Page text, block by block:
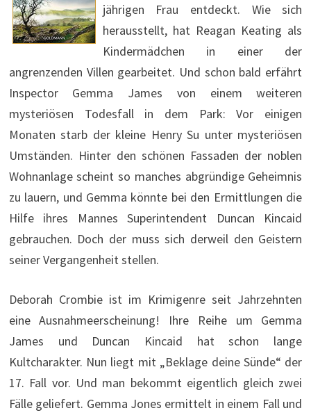
jährigen Frau entdeckt. Wie sich
herausstellt, hat Reagan Keating als
Kindermädchen in einer der
angrenzenden Villen gearbeitet. Und schon bald erfährt
Inspector Gemma James von einem weiteren
mysteriösen Todesfall in dem Park: Vor einigen
Monaten starb der kleine Henry Su unter mysteriösen
Umständen. Hinter den schönen Fassaden der noblen
Wohnanlage scheint so manches abgründige Geheimnis
zu lauern, und Gemma könnte bei den Ermittlungen die
Hilfe ihres Mannes Superintendent Duncan Kincaid
gebrauchen. Doch der muss sich derweil den Geistern
seiner Vergangenheit stellen.
Deborah Crombie ist im Krimigenre seit Jahrzehnten
eine Ausnahmeerscheinung! Ihre Reihe um Gemma
James und Duncan Kincaid hat schon lange
Kultcharakter. Nun liegt mit „Beklage deine Sünde“ der
17. Fall vor. Und man bekommt eigentlich gleich zwei
Fälle geliefert. Gemma Jones ermittelt in einem Fall und